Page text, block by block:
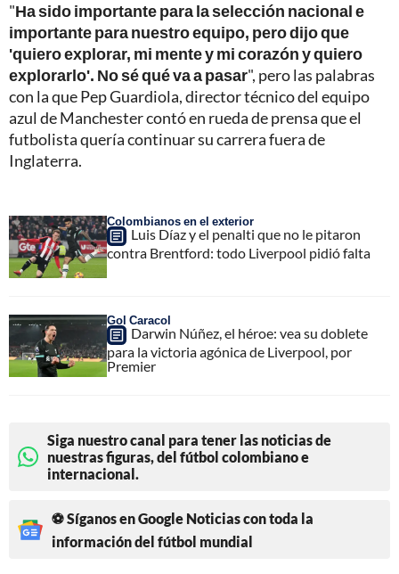
"Ha sido importante para la selección nacional e
importante para nuestro equipo, pero dijo que
'quiero explorar, mi mente y mi corazón y quiero
explorarlo'. No sé qué va a pasar", pero las palabras
con la que Pep Guardiola, director técnico del equipo
azul de Manchester contó en rueda de prensa que el
futbolista quería continuar su carrera fuera de
Inglaterra.
Colombianos en el exterior
Luis Díaz y el penalti que no le pitaron
contra Brentford: todo Liverpool pidió falta
Gol Caracol
Darwin Núñez, el héroe: vea su doblete
para la victoria agónica de Liverpool, por
Premier
Siga nuestro canal para tener las noticias de
nuestras figuras, del fútbol colombiano e
internacional.
⚽ Síganos en Google Noticias con toda la
información del fútbol mundial